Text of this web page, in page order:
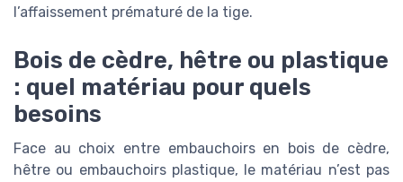
l’affaissement prématuré de la tige.
Bois de cèdre, hêtre ou plastique
: quel matériau pour quels
besoins
Face au choix entre embauchoirs en bois de cèdre,
hêtre ou embauchoirs plastique, le matériau n’est pas